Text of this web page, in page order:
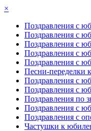
×
Поздравления с
Поздравления с
Поздравления с
Поздравления с
Поздравления с
Песни-переделки
Поздравления с
Поздравления с
Поздравления по
Поздравления с
Поздравления с
Частушки к